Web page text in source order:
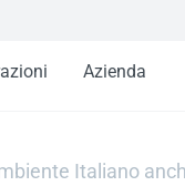
Azienda
Italiano